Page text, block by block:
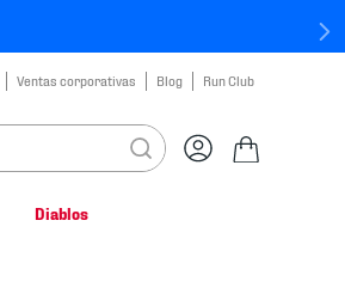
Ventas corporativas Blog Run Club
Diablos